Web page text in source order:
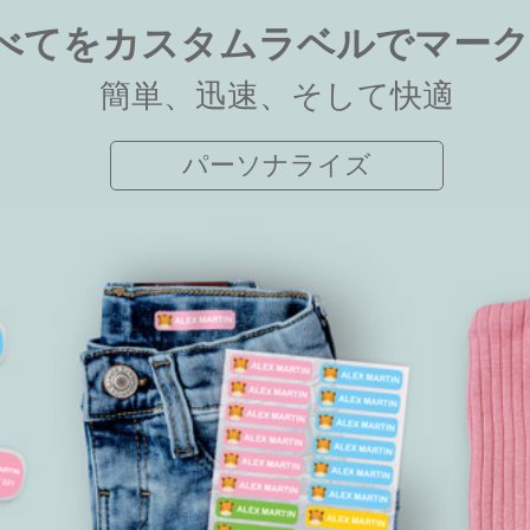
てをカスタムラベルでマー
簡単、迅速、そして快適
パーソナライズ